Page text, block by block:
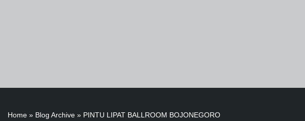
Home» Blog Archive» PINTU LIPAT BALLROOM BOJONEGORO